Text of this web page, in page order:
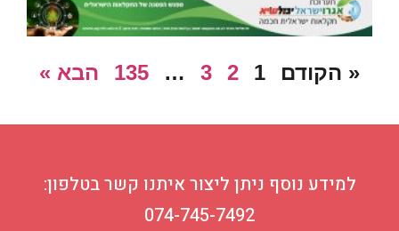
« הקודם 1
2
3
…
135 הבא »
למידע נוסף ניתן ליצור איתנו קשר בטלפון:
074-745-7492